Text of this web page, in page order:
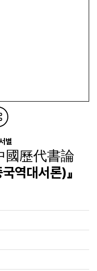
별
國歷代書論
역대서론)』